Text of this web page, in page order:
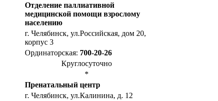
Отделение паллиативной
медицинской помощи взрослому
населению
г. Челябинск, ул.Российская, дом 20,
корпус 3
Ординаторская: 700-20-26
Круглосуточно
*
Пренатальный центр
г. Челябинск, ул.Калинина, д. 12